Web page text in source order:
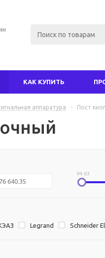
КАК КУПИТЬ
аппаратура - Пост
94.63
Legrand Schneider